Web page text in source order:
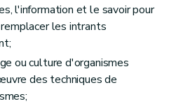
aides à l'investissement
l'information et le savoir pour
les intrants
ou culture d'organismes
des techniques de